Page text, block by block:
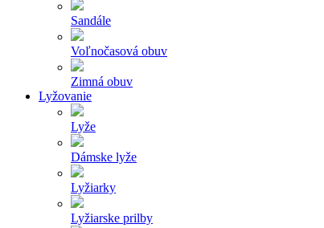
Sandále
Voľnočasová obuv
Zimná obuv
Lyžovanie
Lyže
Dámske lyže
Lyžiarky
Lyžiarske prilby